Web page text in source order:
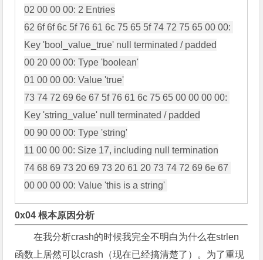
02 00 00 00: 2 Entries
62 6f 6f 6c 5f 76 61 6c 75 65 5f 74 72 75 65 00 00:
Key 'bool_value_true' null terminated / padded
00 20 00 00: Type 'boolean'
01 00 00 00: Value 'true'
73 74 72 69 6e 67 5f 76 61 6c 75 65 00 00 00 00:
Key 'string_value' null terminated / padded
00 90 00 00: Type 'string'
11 00 00 00: Size 17, including null termination
74 68 69 73 20 69 73 20 61 20 73 74 72 69 6e 67
0x04 根本原因分析
在我分析crash的时候我完全不明白为什么在strlen
函数上居然可以crash（现在已经搞清楚了）。为了重现